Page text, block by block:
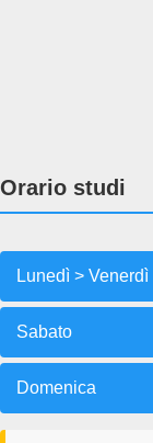
Orario studi
Lunedì > Venerdì
Sabato
Domenica